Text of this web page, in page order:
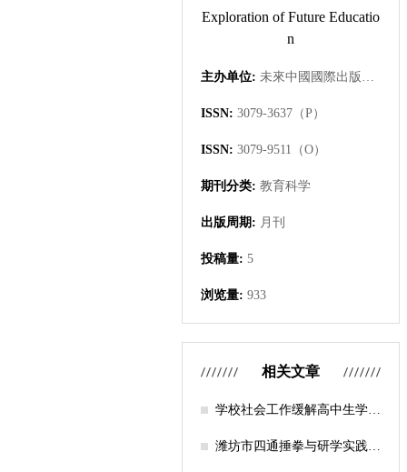
Exploration of Future Educatio
n
主办单位: 未來中國國際出版集團有限公司
ISSN: 3079-3637（P）
ISSN: 3079-9511（O）
期刊分类: 教育科学
出版周期: 月刊
投稿量: 5
浏览量: 933
相关文章
学校社会工作缓解高中生学习
课堂”为介入载体
潍坊市四通捶拳与研学实践教